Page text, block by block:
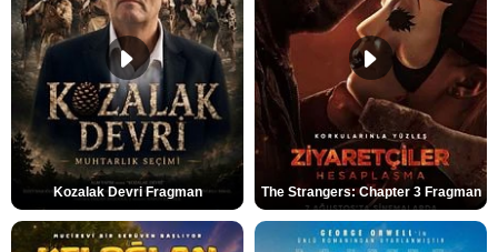
Kozalak Devri Fragman The Strangers: Chapter 3 Fragman